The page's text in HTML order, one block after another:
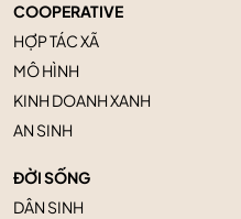
COOPERATIVE
HỢP TÁC XÃ
MÔ HÌNH
KINH DOANH XANH
AN SINH
ĐỜI SỐNG
DÂN SINH